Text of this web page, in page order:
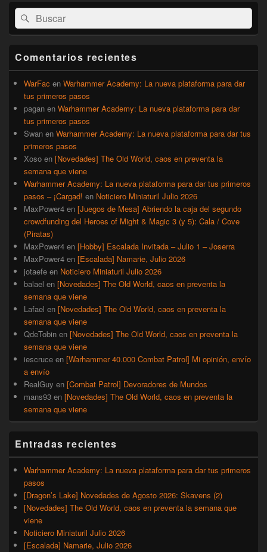
El
área
de
widget
lateral
primaria
Buscar
por:
Buscar
Comentarios recientes
WarFac en Warhammer Academy: La nueva plataforma para dar
tus primeros pasos
pagan en Warhammer Academy: La nueva plataforma para dar
tus primeros pasos
Swan en Warhammer Academy: La nueva plataforma para dar tus
primeros pasos
Xoso en [Novedades] The Old World, caos en preventa la
semana que viene
Warhammer Academy: La nueva plataforma para dar tus primeros
pasos – ¡Cargad! en Noticiero Miniaturil Julio 2026
MaxPower4 en [Juegos de Mesa] Abriendo la caja del segundo
crowdfunding del Heroes of Might & Magic 3 (y 5): Cala / Cove
(Piratas)
MaxPower4 en [Hobby] Escalada Invitada – Julio 1 – Joserra
MaxPower4 en [Escalada] Namarie, Julio 2026
jotaefe en Noticiero Miniaturil Julio 2026
balael en [Novedades] The Old World, caos en preventa la
semana que viene
Lafael en [Novedades] The Old World, caos en preventa la
semana que viene
QdeTobin en [Novedades] The Old World, caos en preventa la
semana que viene
iescruce en [Warhammer 40.000 Combat Patrol] Mi opinión, envío
a envío
RealGuy en [Combat Patrol] Devoradores de Mundos
mans93 en [Novedades] The Old World, caos en preventa la
semana que viene
Entradas recientes
Warhammer Academy: La nueva plataforma para dar tus primeros
pasos
[Dragon’s Lake] Novedades de Agosto 2026: Skavens (2)
[Novedades] The Old World, caos en preventa la semana que
viene
Noticiero Miniaturil Julio 2026
[Escalada] Namarie, Julio 2026